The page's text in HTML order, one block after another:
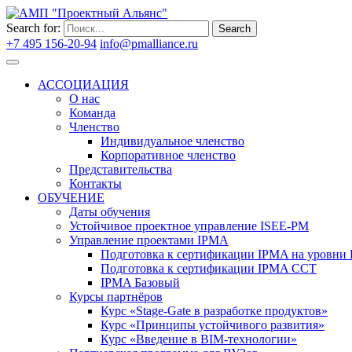
Search for: Search
+7 495 156-20-94 info@pmalliance.ru
АССОЦИАЦИЯ
О нас
Команда
Членство
Индивидуальное членство
Корпоративное членство
Представительства
Контакты
ОБУЧЕНИЕ
Даты обучения
Устойчивое проектное управление ISEE-PM
Управление проектами IPMA
Подготовка к сертификации IPMA на уровни
Подготовка к сертификации IPMA CCT
IPMA Базовый
Курсы партнёров
Курс «Stage-Gate в разработке продуктов»
Курс «Принципы устойчивого развития»
Курс «Введение в BIM-технологии»